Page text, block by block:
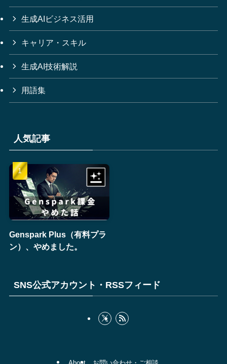
生成AIビジネス活用
キャリア・スキル
生成AI技術解説
用語集
人気記事
Genspark Plus（有料プラ
ン）、やめました。
SNS公式アカウント・RSSフィード